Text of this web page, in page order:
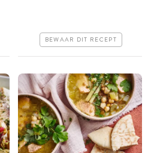
BEWAAR DIT RECEPT